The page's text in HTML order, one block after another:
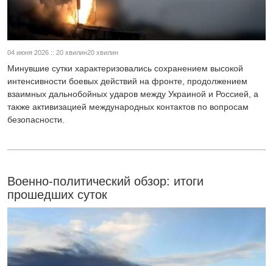
04 июня 2026 :: 20 хвилин20 хвилин
Минувшие сутки характеризовались сохранением высокой
интенсивности боевых действий на фронте, продолжением
взаимных дальнобойных ударов между Украиной и Россией, а
также активизацией международных контактов по вопросам
безопасности.
Военно-политический обзор: итоги
прошедших суток